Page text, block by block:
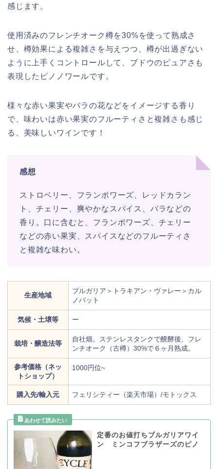
感じます。
使用済みのフレンチオーク樽を30%を使って熟成さ
せ、樽効果による複雑さを与えつつ、樽が出過ぎない
ように上手くコントロールして、ブドウのピュアさも
表現したピノノワールです。
様々な赤い果実やバラの花などをイメージする香り
で、味わいは赤い果実のフルーティさと複雑さも感じ
る、美味しいワインです！
感想
ストロベリー、フランボワーズ、レッドカラン
ト、チェリー、爽やかなスパイス、バラなどの
香り。口に含むと、フランボワーズ、チェリー
などの赤い果実、スパイスなどのフルーティさ
と複雑な味わい。
生産地域
ブルガリア＞トラキアン・ヴァレー＞カル
ノバット
気候・土壌等 ー
栽培・醸造法等
自社畑。ステンレスタンクで醗酵後、フレ
ンチオーク（古樽）30%で６ヶ月熟成。
参考価格（ネッ
トショップ）
1000円位~
購入先/輸入元 フェリシティー（楽天市場）/モトックス
定番のお値打ちブルガリアワイ
ン ミンコフブラザーズのピノ